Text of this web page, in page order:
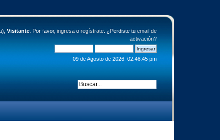
Visitante. Por favor, ingresao regístrate. ¿Perdiste tu email de
activación?
09 de Agosto de 2026, 02:46:45 pm